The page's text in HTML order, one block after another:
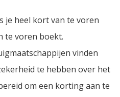
je heel kort van te voren
te voren boekt.
vinden
te hebben over het
om een korting aan te